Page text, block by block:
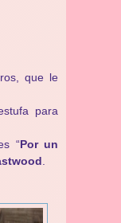
que le
para
“Por un